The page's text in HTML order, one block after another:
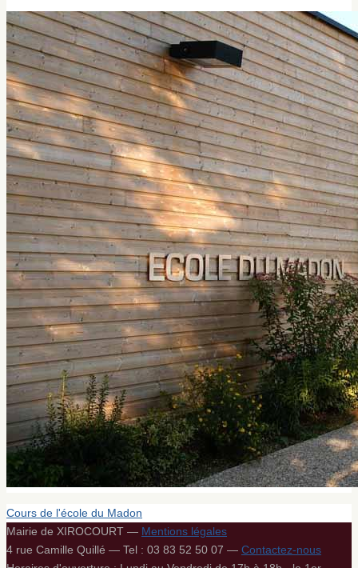
Cours de l'école du Madon
Mairie de XIROCOURT — Mentions légales
4 rue Camille Quillé — Tel : 03 83 52 50 07 — Contactez-nous